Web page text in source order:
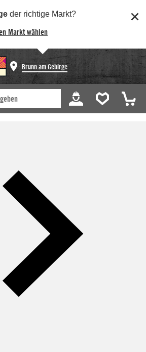
der richtige Markt?
Markt wählen
Brunn am Gebirge